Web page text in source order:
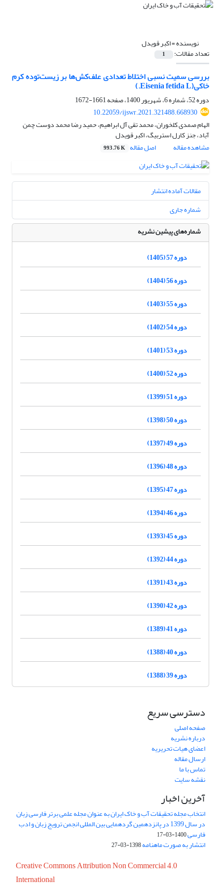
نویسنده =اکبر قویدل
تعداد مقالات: 1
بررسی سمیت نسبی اختلاط تعدادی علف‌کش‌ها بر زیست‌توده کرم‌
‌خاکی(Eisenia fetida L.)
دوره 52، شماره 6، شهریور 1400، صفحه
1661-1672
10.22059/ijswr.2021.321488.668930
الهام صمدی کلخوران، محمد تقی آل ابراهیم، حمید رضا محمد دوست چمن
آباد، جنز کارل استربیگ، اکبر قویدل
مشاهده مقاله
اصل مقاله 993.76 K
مقالات آماده انتشار
شماره جاری
شماره‌های پیشین نشریه
دوره 57 (1405)
دوره 56 (1404)
دوره 55 (1403)
دوره 54 (1402)
دوره 53 (1401)
دوره 52 (1400)
دوره 51 (1399)
دوره 50 (1398)
دوره 49 (1397)
دوره 48 (1396)
دوره 47 (1395)
دوره 46 (1394)
دوره 45 (1393)
دوره 44 (1392)
دوره 43 (1391)
دوره 42 (1390)
دوره 41 (1389)
دوره 40 (1388)
دوره 39 (1388)
دسترسی سریع
صفحه اصلی
درباره نشریه
اعضای هیات تحریریه
ارسال مقاله
تماس با ما
نقشه سایت
آخرین اخبار
انتخاب مجله تحقیقات آب و خاک ایران به عنوان مجله علمی برتر فارسی زبان
در سال 1399 در پانزدهمین گردهمایی بین المللی انجمن ترویج زبان و ادب
فارسی1400-03-17
انتشار به صورت ماهنامه1398-03-27
Creative Commons Attribution Non Commercial 4.0
International